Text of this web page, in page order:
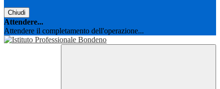
Chiudi
Attendere...
Attendere il completamento dell'operazione...